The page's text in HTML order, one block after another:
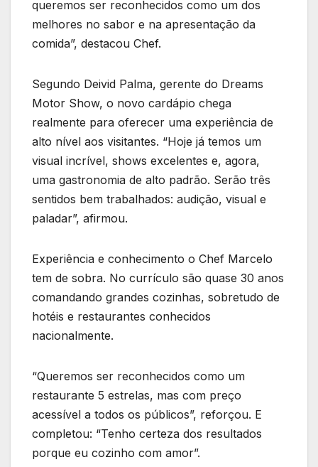
queremos ser reconhecidos como um dos
melhores no sabor e na apresentação da
comida”, destacou Chef.
Segundo Deivid Palma, gerente do Dreams
Motor Show, o novo cardápio chega
realmente para oferecer uma experiência de
alto nível aos visitantes. “Hoje já temos um
visual incrível, shows excelentes e, agora,
uma gastronomia de alto padrão. Serão três
sentidos bem trabalhados: audição, visual e
paladar”, afirmou.
Experiência e conhecimento o Chef Marcelo
tem de sobra. No currículo são quase 30 anos
comandando grandes cozinhas, sobretudo de
hotéis e restaurantes conhecidos
nacionalmente.
“Queremos ser reconhecidos como um
restaurante 5 estrelas, mas com preço
acessível a todos os públicos”, reforçou. E
completou: “Tenho certeza dos resultados
porque eu cozinho com amor”.